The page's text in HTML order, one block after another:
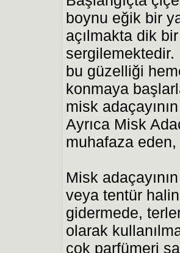
boynu eğik bir
açılmakta dik
sergilemektedir.
bu güzelliği
konmaya
misk
Ayrıca Misk
muhafaza
Misk
veya tentür
gidermede,
olarak
çok parfümeri